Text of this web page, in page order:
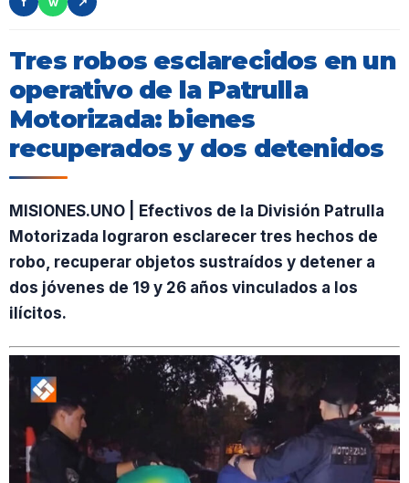
Tres robos esclarecidos en un
operativo de la Patrulla
Motorizada: bienes
recuperados y dos detenidos
MISIONES.UNO | Efectivos de la División Patrulla
Motorizada lograron esclarecer tres hechos de
robo, recuperar objetos sustraídos y detener a
dos jóvenes de 19 y 26 años vinculados a los
ilícitos.